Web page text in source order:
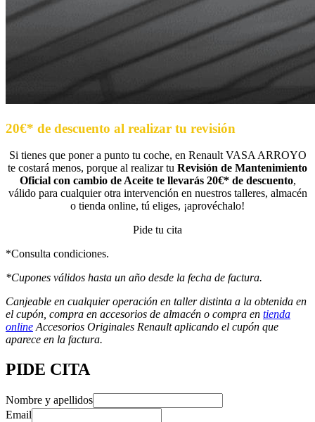
20€* de descuento al realizar tu revisión
Si tienes que poner a punto tu coche, en Renault VASA ARROYO
te costará menos, porque al realizar tu Revisión de Mantenimiento
Oficial con cambio de Aceite te llevarás 20€* de descuento,
válido para cualquier otra intervención en nuestros talleres, almacén
o tienda online, tú eliges, ¡aprovéchalo!
Pide tu cita
*Consulta condiciones.
*Cupones válidos hasta un año desde la fecha de factura.
Canjeable en cualquier operación en taller distinta a la obtenida en
el cupón, compra en accesorios de almacén o compra en tienda
online Accesorios Originales Renault aplicando el cupón que
aparece en la factura.
PIDE CITA
Nombre y apellidos
Email